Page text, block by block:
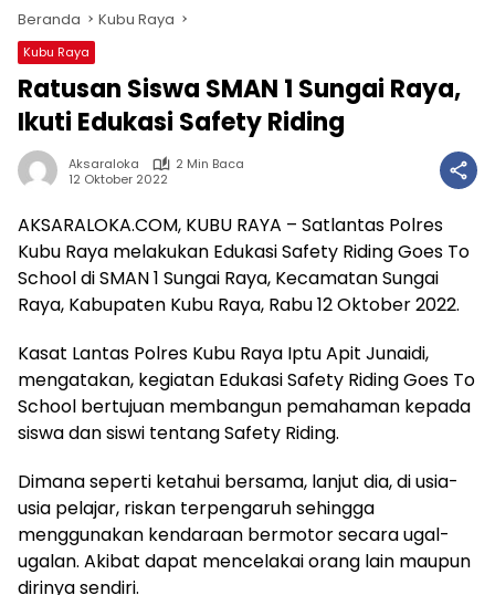
Beranda Kubu Raya
Kubu Raya
Ratusan Siswa SMAN 1 Sungai Raya,
Ikuti Edukasi Safety Riding
Aksaraloka
2 Min Baca
12 Oktober 2022
AKSARALOKA.COM, KUBU RAYA – Satlantas Polres
Kubu Raya melakukan Edukasi Safety Riding Goes To
School di SMAN 1 Sungai Raya, Kecamatan Sungai
Raya, Kabupaten Kubu Raya, Rabu 12 Oktober 2022.
Kasat Lantas Polres Kubu Raya Iptu Apit Junaidi,
mengatakan, kegiatan Edukasi Safety Riding Goes To
School bertujuan membangun pemahaman kepada
siswa dan siswi tentang Safety Riding.
Dimana seperti ketahui bersama, lanjut dia, di usia-
usia pelajar, riskan terpengaruh sehingga
menggunakan kendaraan bermotor secara ugal-
ugalan. Akibat dapat mencelakai orang lain maupun
dirinya sendiri.